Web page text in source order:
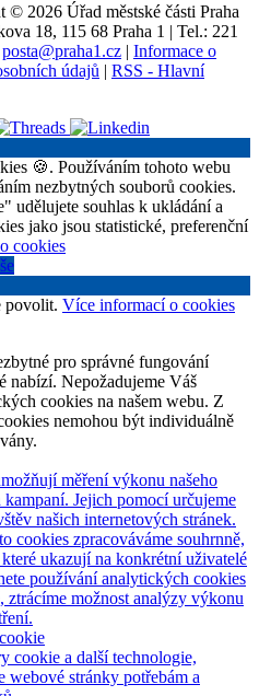
© 2026 Úřad městské části Praha
18, 115 68 Praha 1 | Tel.: 221
posta@praha1.cz | Informace o
údajů | RSS - Hlavní
🍪. Používáním tohoto webu
nezbytných souborů cookies.
udělujete souhlas k ukládání a
jako jsou statistické, preferenční
cookies
povolit. Více informací o cookies
pro správné fungování
nabízí. Nepožadujeme Váš
cookies na našem webu. Z
nemohou být individuálně
měření výkonu našeho
Jejich pomocí určujeme
našich internetových stránek.
cookies zpracováváme souhrnně,
ukazují na konkrétní uživatelé
používání analytických cookies
ztrácíme možnost analýzy výkonu
cookie a další technologie,
webové stránky potřebám a